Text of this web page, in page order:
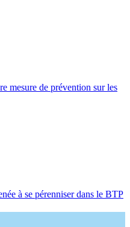
mesure de prévention sur les
à se pérenniser dans le BTP